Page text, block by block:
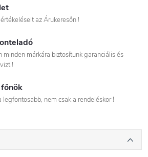
az Árukeresőn !
minden márkára biztosítunk garanciális és
!
nem csak a rendeléskor !